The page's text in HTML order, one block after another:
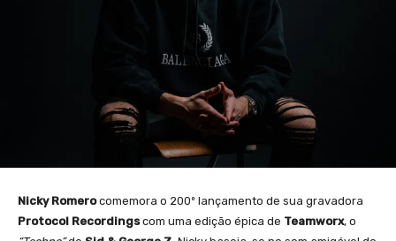
Nicky Romerocomemora o 200º lançamento de sua gravadora
Protocol Recordingscom uma edição épica de Teamworx, o